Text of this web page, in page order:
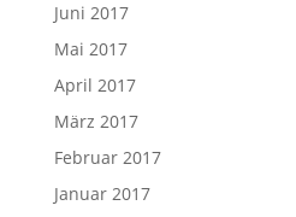
Juni 2017
Mai 2017
April 2017
März 2017
Februar 2017
Januar 2017